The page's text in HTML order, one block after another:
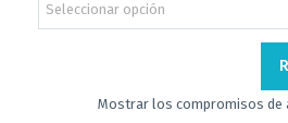
Seleccionar opción
Mostrar los compromisos de